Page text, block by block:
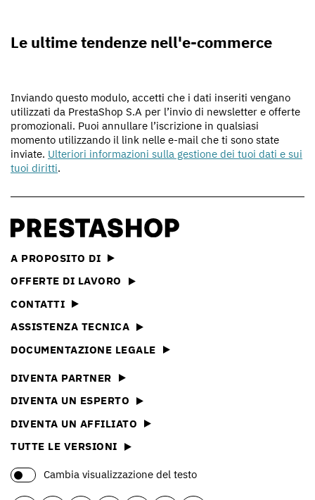
Le ultime tendenze nell'e-commerce
Inviando questo modulo, accetti che i dati inseriti vengano
utilizzati da PrestaShop S.A per l’invio di newsletter e offerte
promozionali. Puoi annullare l’iscrizione in qualsiasi
momento utilizzando il link nelle e-mail che ti sono state
inviate. Ulteriori informazioni sulla gestione dei tuoi dati e sui
tuoi diritti.
A PROPOSITO DI
OFFERTE DI LAVORO
CONTATTI
ASSISTENZA TECNICA
DOCUMENTAZIONE LEGALE
DIVENTA PARTNER
DIVENTA UN ESPERTO
DIVENTA UN AFFILIATO
TUTTE LE VERSIONI
Cambia visualizzazione del testo